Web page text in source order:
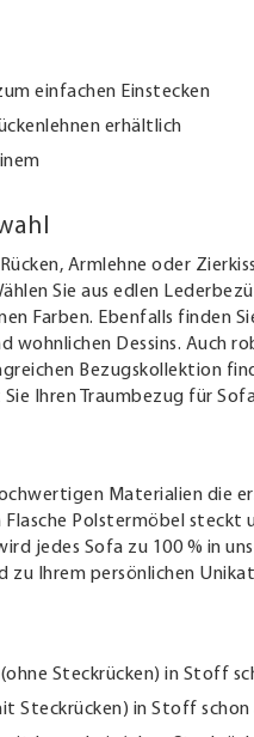
einfachen Einstecken
erhältlich
Armlehne oder
Sie aus edlen
Farben. Ebenfalls finden
wohnlichen Dessins. Auch
Bezugskollektion
Ihren Traumbezug für
Materialien die
Polstermöbel steckt
jedes Sofa zu 100 % in
Ihrem persönlichen
Steckrücken) in Stoff
Steckrücken) in Stoff schon